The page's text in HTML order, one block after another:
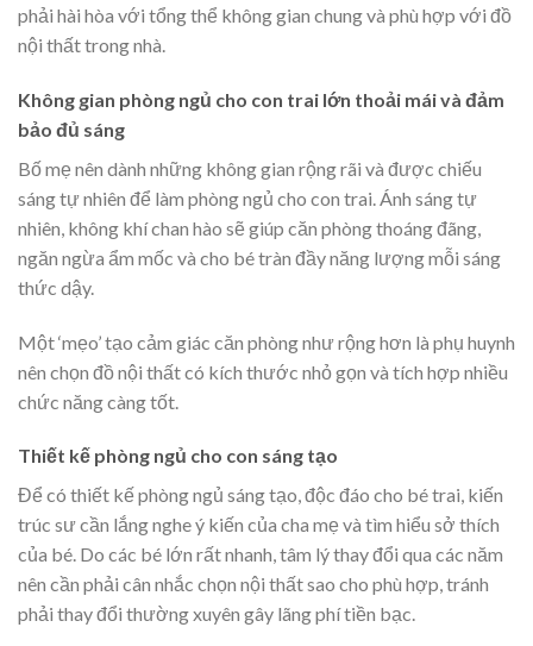
phải hài hòa với tổng thể không gian chung và phù hợp với đồ
nội thất trong nhà.
Không gian phòng ngủ cho con trai lớn thoải mái và đảm
bảo đủ sáng
Bố mẹ nên dành những không gian rộng rãi và được chiếu
sáng tự nhiên để làm phòng ngủ cho con trai. Ánh sáng tự
nhiên, không khí chan hào sẽ giúp căn phòng thoáng đãng,
ngăn ngừa ẩm mốc và cho bé tràn đầy năng lượng mỗi sáng
thức dậy.
Một ‘mẹo’ tạo cảm giác căn phòng như rộng hơn là phụ huynh
nên chọn đồ nội thất có kích thước nhỏ gọn và tích hợp nhiều
chức năng càng tốt.
Thiết kế phòng ngủ cho con sáng tạo
Để có thiết kế phòng ngủ sáng tạo, độc đáo cho bé trai, kiến
trúc sư cần lắng nghe ý kiến của cha mẹ và tìm hiểu sở thích
của bé. Do các bé lớn rất nhanh, tâm lý thay đổi qua các năm
nên cần phải cân nhắc chọn nội thất sao cho phù hợp, tránh
phải thay đổi thường xuyên gây lãng phí tiền bạc.